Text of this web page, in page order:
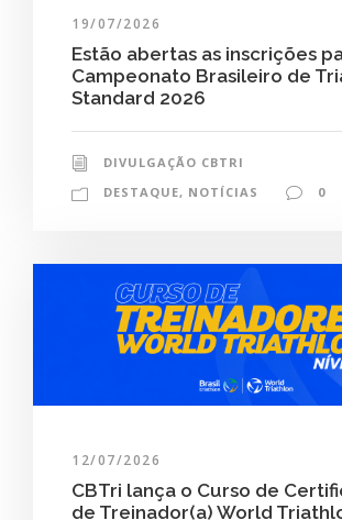
19/07/2026
Estão abertas as inscrições
Campeonato Brasileiro de
Standard 2026
DIVULGAÇÃO CBTRI
DESTAQUE, NOTÍCIAS 0
12/07/2026
CBTri lança o Curso de
de Treinador(a) World